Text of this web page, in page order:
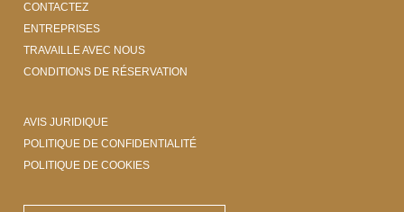
CONTACTEZ
ENTREPRISES
TRAVAILLE AVEC NOUS
CONDITIONS DE RÉSERVATION
AVIS JURIDIQUE
POLITIQUE DE CONFIDENTIALITÉ
POLITIQUE DE COOKIES